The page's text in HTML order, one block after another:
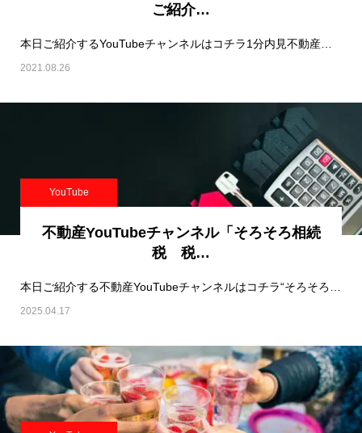
ご紹介…
2021.08.26
YouTube
不動産YouTubeチャンネル「そろそろ相続
税 税…
2025.04.17